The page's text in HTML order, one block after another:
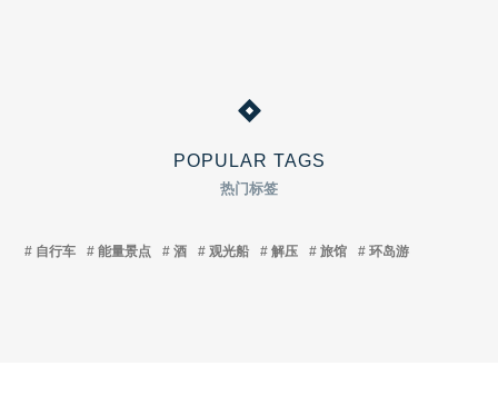
POPULAR TAGS
热门标签
自行车 能量景点 酒 观光船 解压 旅馆 环岛游